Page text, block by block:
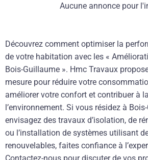
Aucune annonce pour
Découvrez comment optimiser la
de votre habitation avec les «
Bois-Guillaume ». Hmc Travaux
mesure pour réduire votre
améliorer votre confort et contribuer à
l’environnement. Si vous résidez à
envisagez des travaux d’isolation, de
ou l’installation de systèmes utilisant
renouvelables, faites confiance à